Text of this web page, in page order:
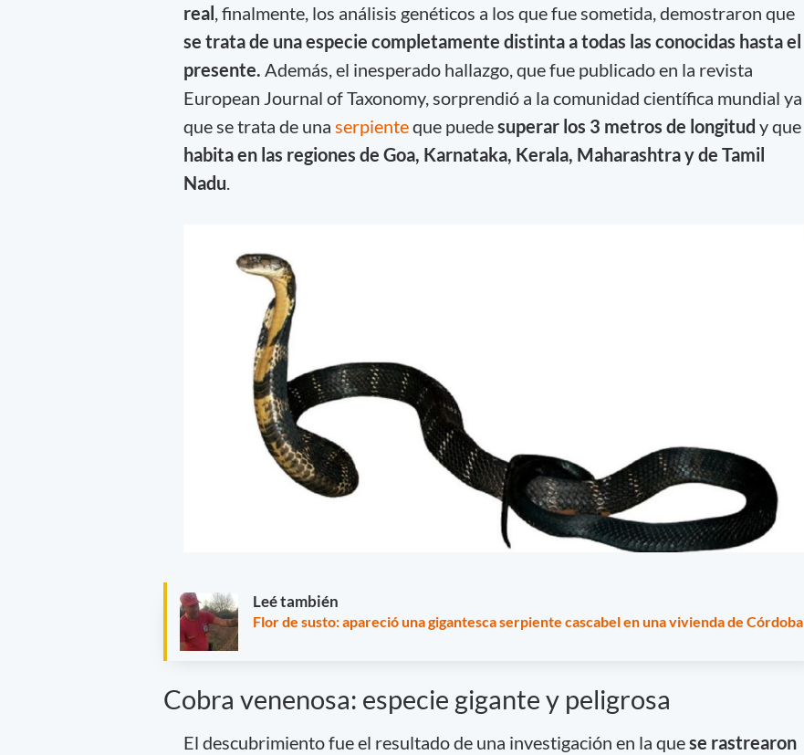
real , finalmente, los análisis genéticos a los que fue sometida, demostraron que
se trata de una especie completamente distinta a todas las conocidas hasta el
presente. Además, el inesperado hallazgo, que fue publicado en la revista
European Journal of Taxonomy, sorprendió a la comunidad científica mundial ya
que se trata de una serpienteque puedesuperar los 3 metros de longitud y que
habita en las regiones de Goa, Karnataka, Kerala, Maharashtra y de Tamil
Nadu
Leé también
Flor de susto: apareció una gigantesca serpiente cascabel en una vivienda de Córdoba
Cobra venenosa: especie gigante y peligrosa
El descubrimiento fue el resultado de una investigación en la quese rastrearon